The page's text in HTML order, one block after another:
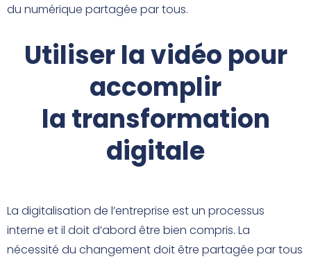
du numérique partagée par tous.
Utiliser la vidéo pour
accomplir
la transformation
digitale
La digitalisation de l’entreprise est un processus
interne et il doit d’abord être bien compris. La
nécessité du changement doit être partagée par tous